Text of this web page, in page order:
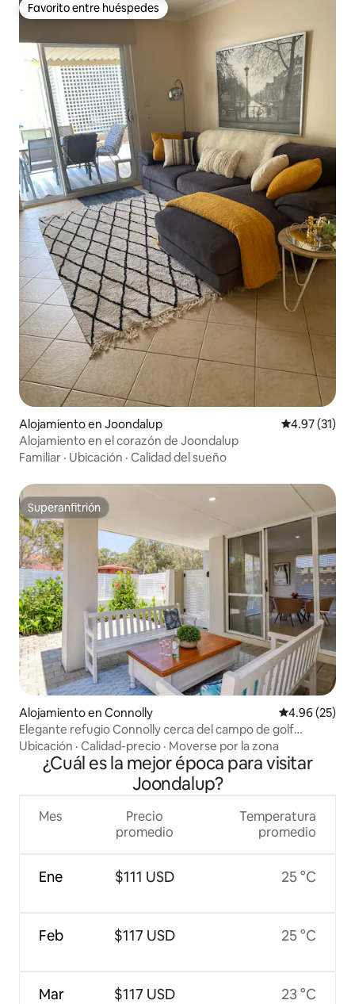
Favorito entre huéspedes
Favorito entre huéspedes
Alojamiento en Joondalup Calificación
4.97 (31)
Alojamiento en el corazón de Joondalup
Familiar · Ubicación · Calidad del sueño
Superanfitrión
Superanfitrión
Alojamiento en Connolly Calificación
4.96 (25)
Elegante refugio Connolly cerca del campo de golf
Joondalup
Ubicación · Calidad-precio · Moverse por la zona
¿Cuál es la mejor época para visitar
Joondalup?
Mes
Ene
Feb
Mar
Precio
promedio
$111 USD
$117 USD
$117 USD
Temperatura
promedio
25 °C
25 °C
23 °C